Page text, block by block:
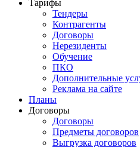
Тарифы
Тендеры
Контрагенты
Договоры
Нерезиденты
Обучение
ПКО
Дополнительные
Реклама на сайте
Планы
Договоры
Договоры
Предметы договоров
Выгрузка договоров